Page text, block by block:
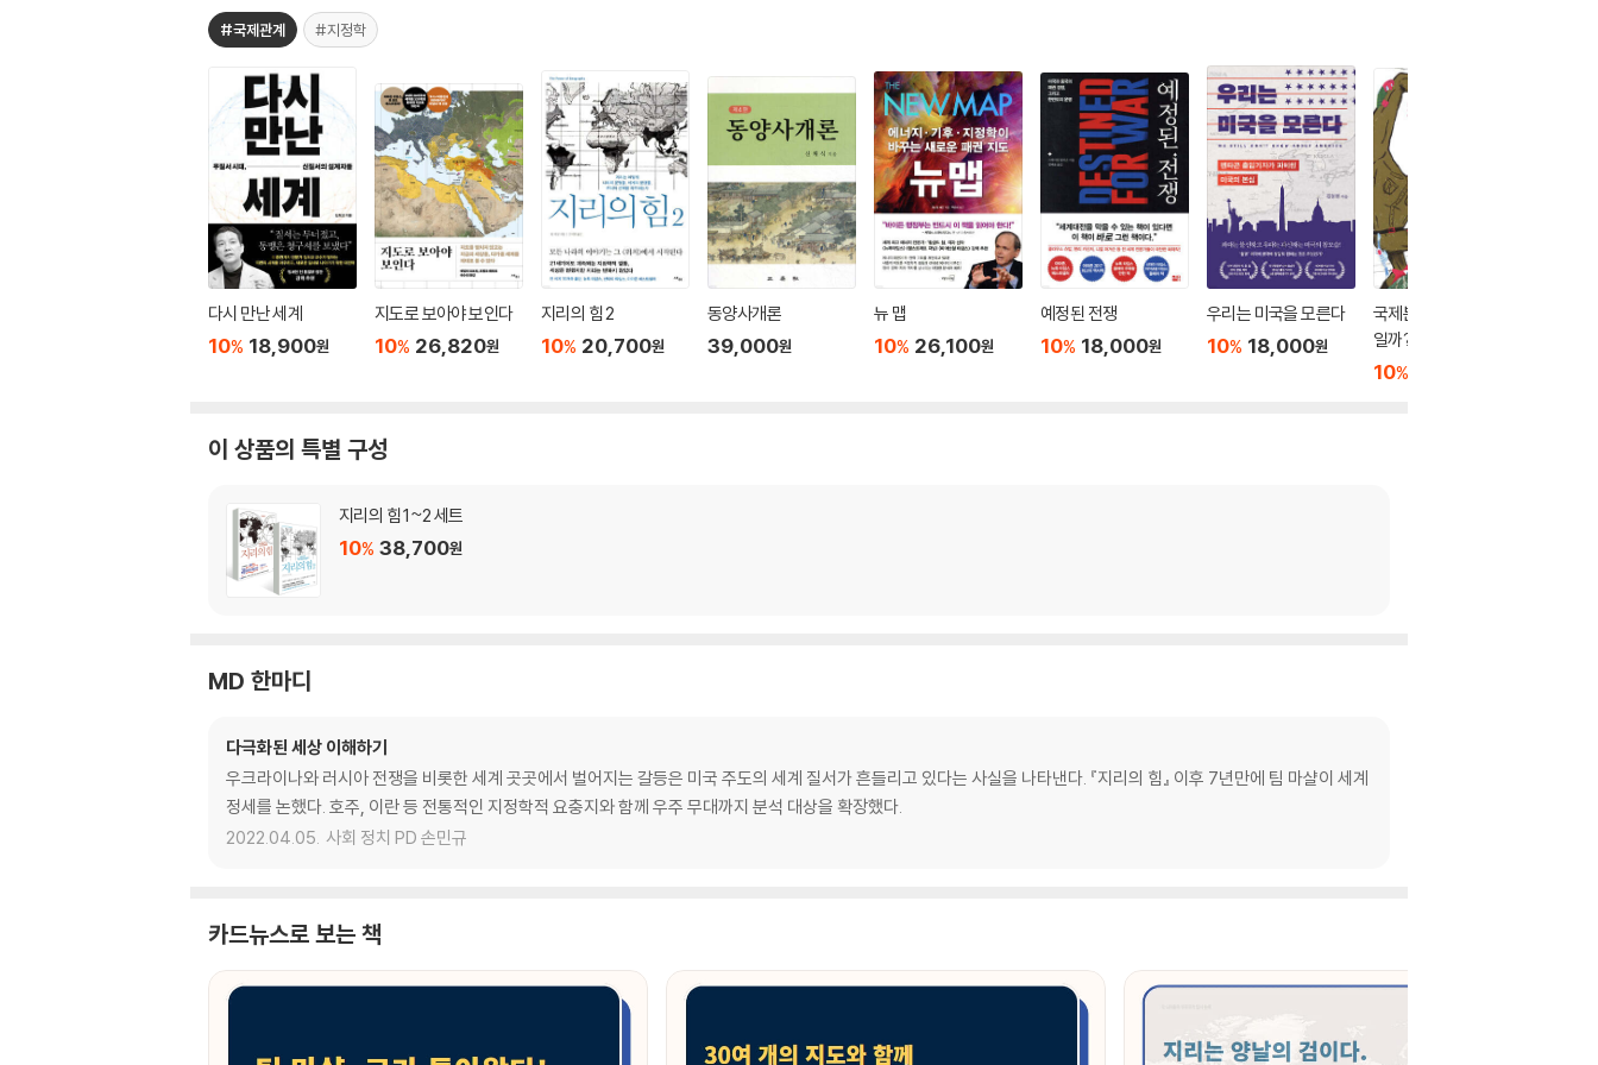
#국제관계 #지정학
다시 만난 세계
10% 18,900원
지도로 보아야 보인다
10% 26,820원
지리의 힘 2
10% 20,700원
동양사개론
39,000원
뉴 맵
10% 26,100원
예정된 전쟁
10% 18,000원
우리는 미국을 모른다
10% 18,000원
국제분쟁, 무엇이 문제
일까?
10%
이 상품의 특별 구성
지리의 힘 1~2 세트
10% 38,700원
MD 한마디
다극화된 세상 이해하기
우크라이나와 러시아 전쟁을 비롯한 세계 곳곳에서 벌어지는 갈등은 미국 주도의 세계 질서가 흔들리고 있다는 사실을 나타낸다. 『지리의 힘』 이후 7년만에 팀 마샬이 세계
정세를 논했다. 호주, 이란 등 전통적인 지정학적 요충지와 함께 우주 무대까지 분석 대상을 확장했다.
2022.04.05. 사회 정치 PD 손민규
카드뉴스로 보는 책